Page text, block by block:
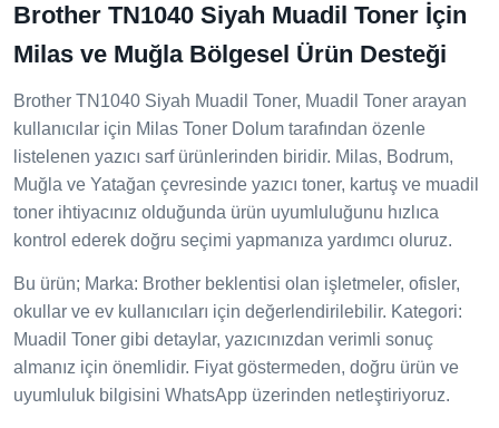
Brother TN1040 Siyah Muadil Toner İçin
Milas ve Muğla Bölgesel Ürün Desteği
Brother TN1040 Siyah Muadil Toner, Muadil Toner arayan
kullanıcılar için Milas Toner Dolum tarafından özenle
listelenen yazıcı sarf ürünlerinden biridir. Milas, Bodrum,
Muğla ve Yatağan çevresinde yazıcı toner, kartuş ve muadil
toner ihtiyacınız olduğunda ürün uyumluluğunu hızlıca
kontrol ederek doğru seçimi yapmanıza yardımcı oluruz.
Bu ürün; Marka: Brother beklentisi olan işletmeler, ofisler,
okullar ve ev kullanıcıları için değerlendirilebilir. Kategori:
Muadil Toner gibi detaylar, yazıcınızdan verimli sonuç
almanız için önemlidir. Fiyat göstermeden, doğru ürün ve
uyumluluk bilgisini WhatsApp üzerinden netleştiriyoruz.